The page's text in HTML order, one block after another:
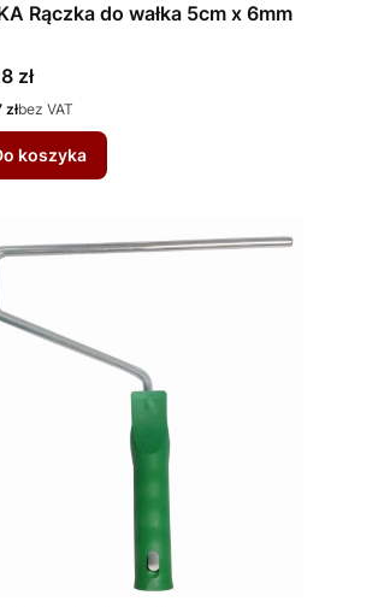
Rączka do wałka 5cm x 6mm
zł
złbez VAT
koszyka